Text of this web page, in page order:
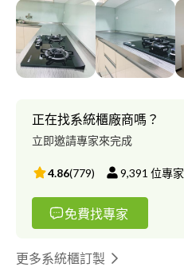
正在找系統櫃廠商嗎？
立即邀請專家來完成
4.86(779) 9,391 位專家
免費找專家
更多系統櫃訂製